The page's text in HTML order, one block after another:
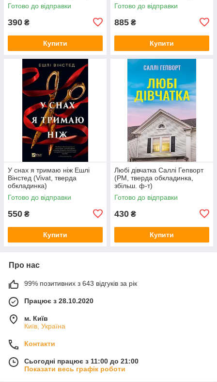
Готово до відправки
390 ₴
Купити
Готово до відправки
885 ₴
Купити
У снах я тримаю ніж Ешлі
Вінстед (Vivat, тверда
обкладинка)
Готово до відправки
550 ₴
Купити
Любі дівчатка Саллі Гепворт
(РМ, тверда обкладинка,
збільш. ф-т)
Готово до відправки
430 ₴
Купити
Про нас
99% позитивних з 643 відгуків за рік
Працює з 28.10.2020
м. Київ
Київ, Україна
Контакти
Сьогодні працює з 11:00 до 21:00
Показати весь графік роботи